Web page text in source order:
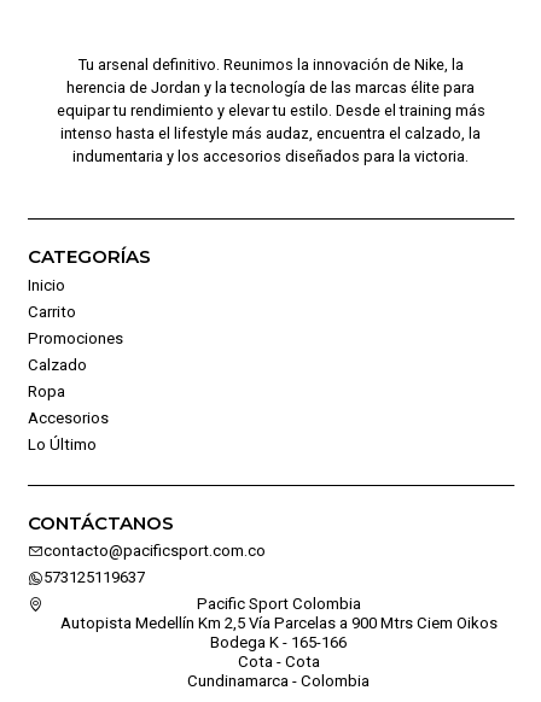
Tu arsenal definitivo. Reunimos la innovación de Nike, la
herencia de Jordan y la tecnología de las marcas élite para
equipar tu rendimiento y elevar tu estilo. Desde el training más
intenso hasta el lifestyle más audaz, encuentra el calzado, la
indumentaria y los accesorios diseñados para la victoria.
CATEGORÍAS
Inicio
Carrito
Promociones
Calzado
Ropa
Accesorios
Lo Último
CONTÁCTANOS
contacto@pacificsport.com.co
573125119637
Pacific Sport Colombia
Autopista Medellín Km 2,5 Vía Parcelas a 900 Mtrs Ciem Oikos
Bodega K - 165-166
Cota - Cota
Cundinamarca - Colombia